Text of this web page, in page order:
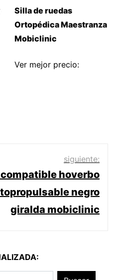
Silla de ruedas
Ortopédica Maestranza
Mobiclinic
Ver mejor precio:
siguiente:
hoverbo
negro
giralda mobiclinic